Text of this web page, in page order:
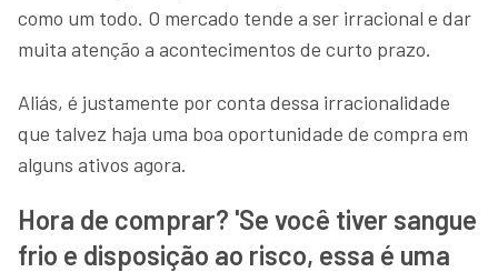
como um todo. O mercado tende a ser irracional e dar
muita atenção a acontecimentos de curto prazo.
Aliás, é justamente por conta dessa irracionalidade
que talvez haja uma boa oportunidade de compra em
alguns ativos agora.
Hora de comprar? 'Se você tiver sangue
frio e disposição ao risco, essa é uma